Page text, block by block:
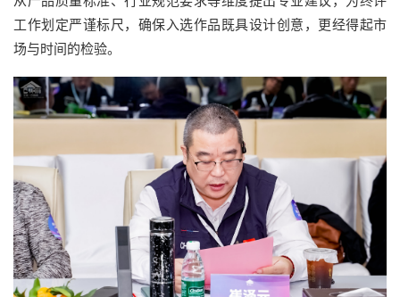
工作划定严谨标尺，确保入选作品既具设计创意，更经得起市
场与时间的检验。